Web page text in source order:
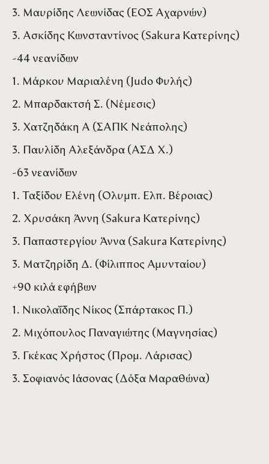
3. Μαυρίδης Λεωνίδας (ΕΟΣ Αχαρνών)
3. Ασκίδης Κωνσταντίνος (Sakura Κατερίνης)
-44 νεανίδων
1. Μάρκου Μαριαλένη (Judo Φυλής)
2. Μπαρδακτσή Σ. (Νέμεσις)
3. Χατζηδάκη Α (ΣΑΠΚ Νεάπολης)
3. Παυλίδη Αλεξάνδρα (ΑΣΔ Χ.)
-63 νεανίδων
1. Ταξίδου Ελένη (Ολυμπ. Ελπ. Βέροιας)
2. Χρυσάκη Άννη (Sakura Κατερίνης)
3. Παπαστεργίου Άννα (Sakura Κατερίνης)
3. Ματζηρίδη Δ. (Φίλιππος Αμυνταίου)
+90 κιλά εφήβων
1. Νικολαΐδης Νίκος (Σπάρτακος Π.)
2. Μιχόπουλος Παναγιώτης (Μαγνησίας)
3. Γκέκας Χρήστος (Προμ. Λάρισας)
3. Σοφιανός Ιάσονας (Δόξα Μαραθώνα)